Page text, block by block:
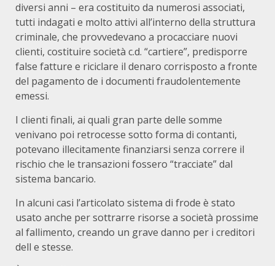
diversi anni – era costituito da numerosi associati,
tutti indagati e molto attivi all’interno della struttura
criminale, che provvedevano a procacciare nuovi
clienti, costituire società c.d. “cartiere”, predisporre
false fatture e riciclare il denaro corrisposto a fronte
del pagamento de i documenti fraudolentemente
emessi.
I clienti finali, ai quali gran parte delle somme
venivano poi retrocesse sotto forma di contanti,
potevano illecitamente finanziarsi senza correre il
rischio che le transazioni fossero “tracciate” dal
sistema bancario.
In alcuni casi l’articolato sistema di frode è stato
usato anche per sottrarre risorse a società prossime
al fallimento, creando un grave danno per i creditori
dell e stesse.